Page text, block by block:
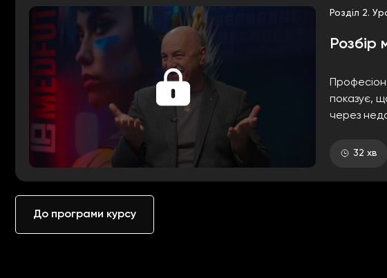
Розділ 2.
Розбір
показує,
через
32 хв
До програми курсу